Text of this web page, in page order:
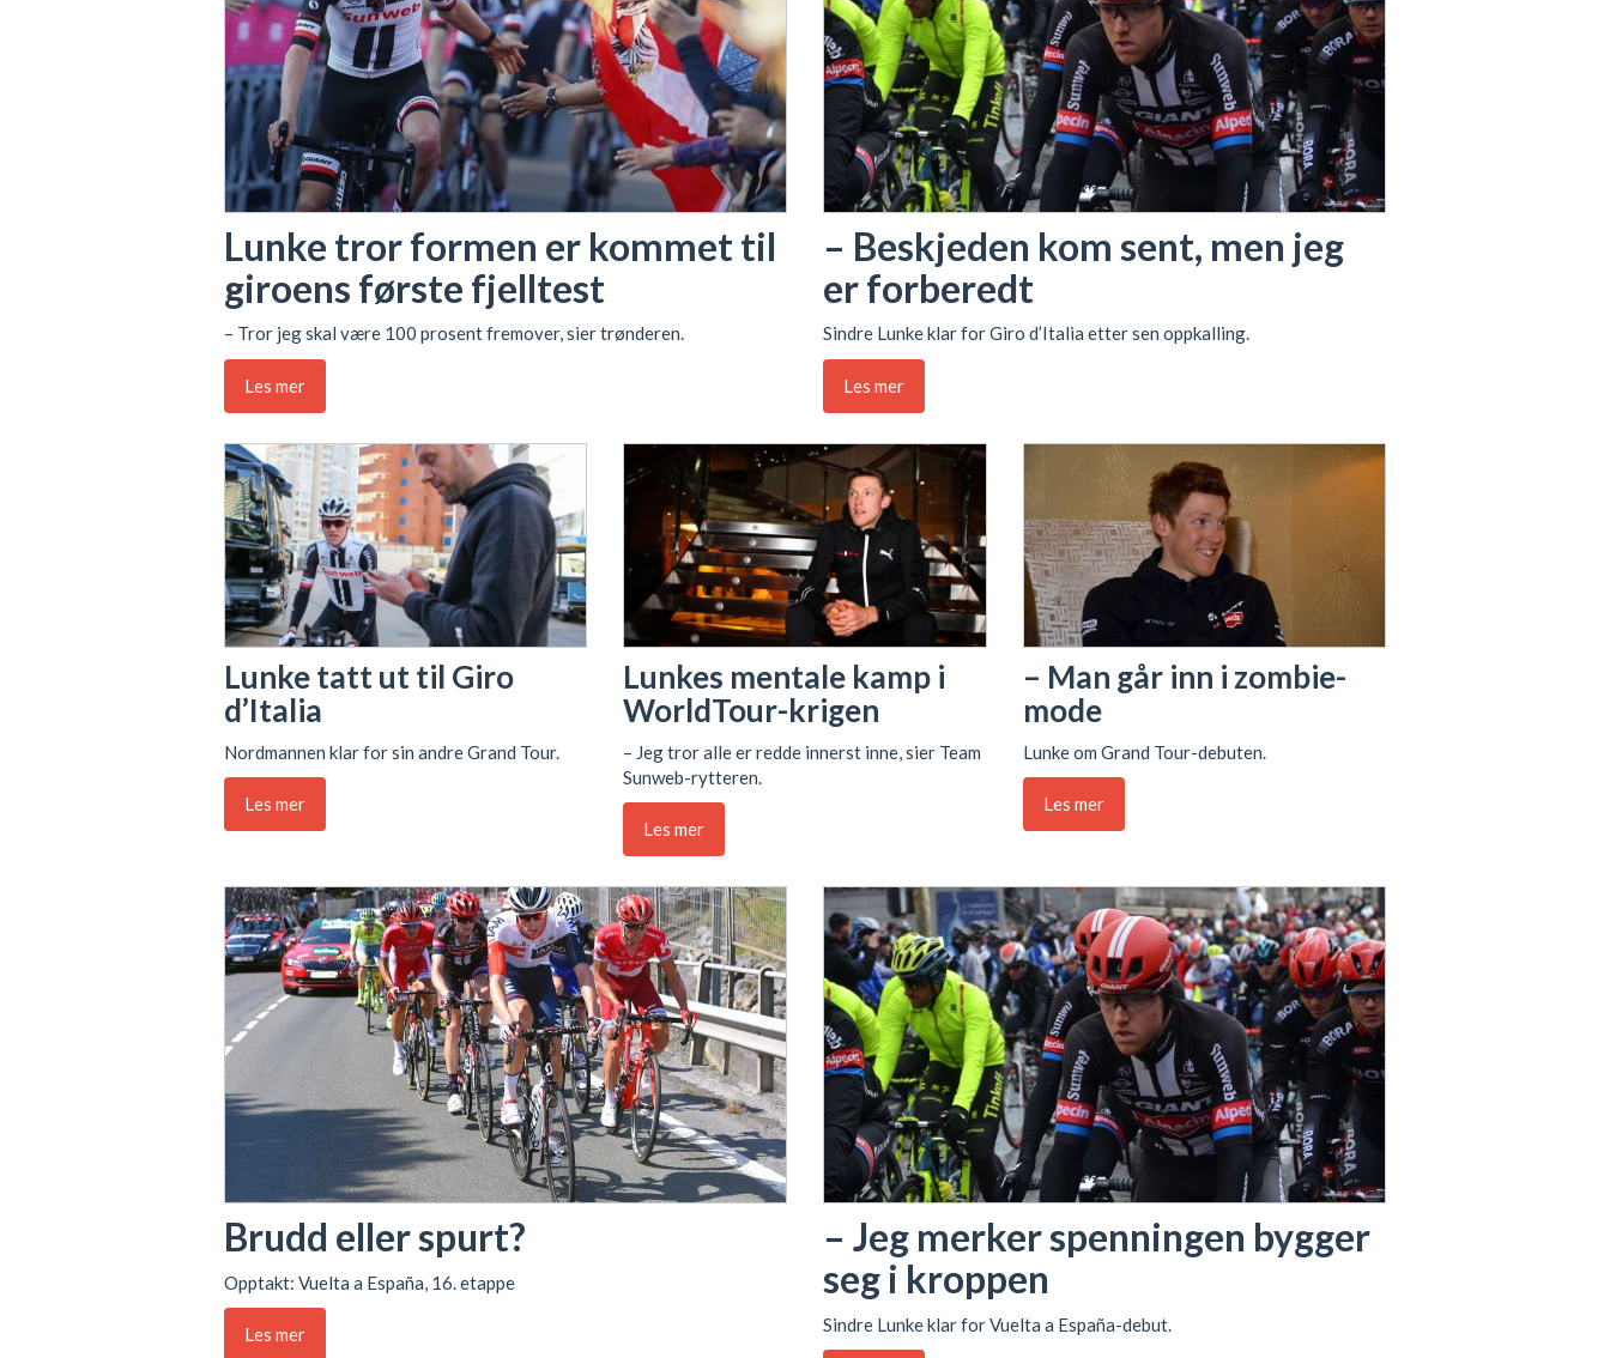
Lunke tror formen er kommet til
giroens første fjelltest
– Tror jeg skal være 100 prosent fremover, sier trønderen.
Les mer
– Beskjeden kom sent, men jeg
er forberedt
Sindre Lunke klar for Giro d’Italia etter sen oppkalling.
Les mer
Lunke tatt ut til Giro
d’Italia
Nordmannen klar for sin andre Grand Tour.
Les mer
Lunkes mentale kamp i
WorldTour-krigen
– Jeg tror alle er redde innerst inne, sier Team
Sunweb-rytteren.
Les mer
– Man går inn i zombie-
mode
Lunke om Grand Tour-debuten.
Les mer
Brudd eller spurt?
Opptakt: Vuelta a España, 16. etappe
Les mer
– Jeg merker spenningen bygger
seg i kroppen
Sindre Lunke klar for Vuelta a España-debut.